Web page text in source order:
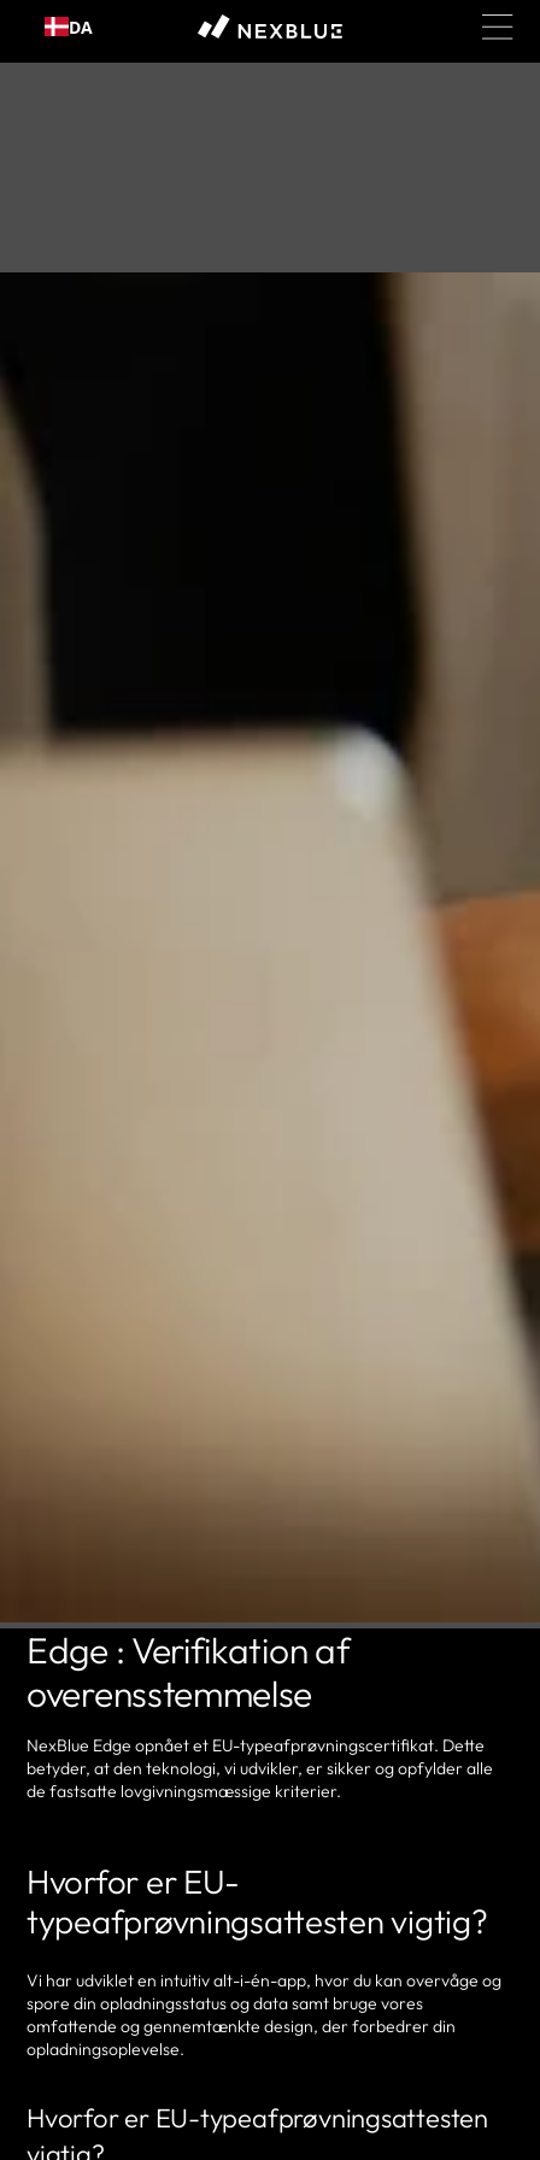
Gå til
indhold
DA
Edge : Verifikation af
overensstemmelse
NexBlue Edge opnået et EU-typeafprøvningscertifikat. Dette
betyder, at den teknologi, vi udvikler, er sikker og opfylder alle
de fastsatte lovgivningsmæssige kriterier.
Hvorfor er EU-
typeafprøvningsattesten vigtig?
Vi har udviklet en intuitiv alt-i-én-app, hvor du kan overvåge og
spore din opladningsstatus og data samt bruge vores
omfattende og gennemtænkte design, der forbedrer din
opladningsoplevelse.
Hvorfor er EU-typeafprøvningsattesten